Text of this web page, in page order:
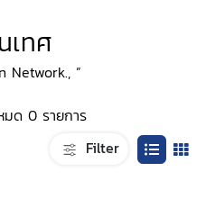
เทศ
Network., ”
ด 0 รายการ
Filter